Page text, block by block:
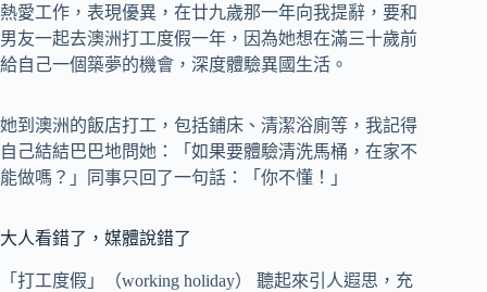
熱愛工作，表現優異，在廿九歲那一年向我提辭，要和
男友一起去澳洲打工度假一年，因為她想在滿三十歲前
給自己一個築夢的機會，深度體驗異國生活。
她到澳洲的飯店打工，包括鋪床、清潔浴廁等，我記得
自己結結巴巴地問她：「如果要體驗清洗馬桶，在家不
能做嗎？」同事只回了一句話：「你不懂！」
大人看錯了，媒體說錯了
「打工度假」（working holiday） 聽起來引人遐思，充